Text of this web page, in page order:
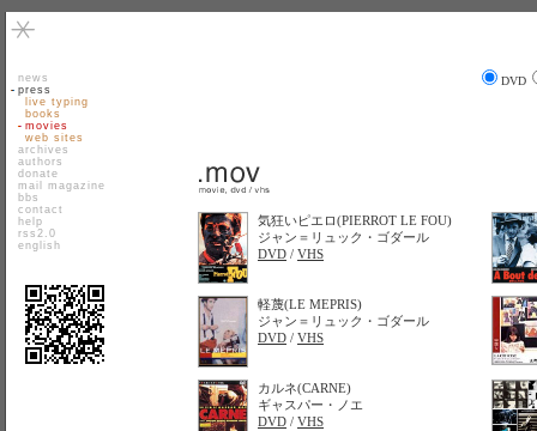
news
press
live typing
books
movies
web sites
archives
authors
donate
mail magazine
bbs
contact
help
rss2.0
english
DVD
気狂いピエロ(PIERROT LE FOU)
ジャン＝リュック・ゴダール
DVD / VHS
軽蔑(LE MEPRIS)
ジャン＝リュック・ゴダール
DVD / VHS
カルネ(CARNE)
ギャスパー・ノエ
DVD / VHS